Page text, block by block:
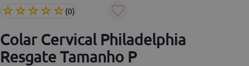
☆☆☆☆☆(0)
Colar Cervical Philadelphia
Resgate Tamanho P